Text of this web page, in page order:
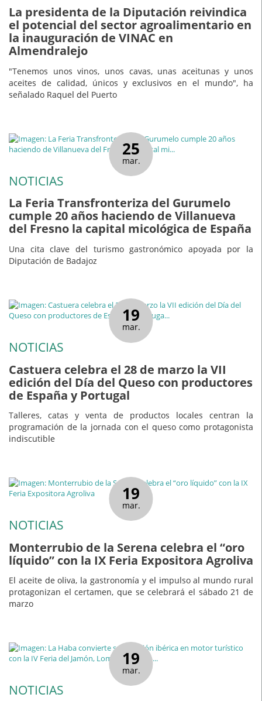
La presidenta de la Diputación reivindica
el potencial del sector agroalimentario en
la inauguración de VINAC en
Almendralejo
"Tenemos unos vinos, unos cavas, unas aceitunas y unos
aceites de calidad, únicos y exclusivos en el mundo", ha
señalado Raquel del Puerto
25
mar.
NOTICIAS
La Feria Transfronteriza del Gurumelo
cumple 20 años haciendo de Villanueva
del Fresno la capital micológica de España
Una cita clave del turismo gastronómico apoyada por la
Diputación de Badajoz
19
mar.
NOTICIAS
Castuera celebra el 28 de marzo la VII
edición del Día del Queso con productores
de España y Portugal
Talleres, catas y venta de productos locales centran la
programación de la jornada con el queso como protagonista
indiscutible
19
mar.
NOTICIAS
Monterrubio de la Serena celebra el “oro
líquido” con la IX Feria Expositora Agroliva
El aceite de oliva, la gastronomía y el impulso al mundo rural
protagonizan el certamen, que se celebrará el sábado 21 de
marzo
19
mar.
NOTICIAS